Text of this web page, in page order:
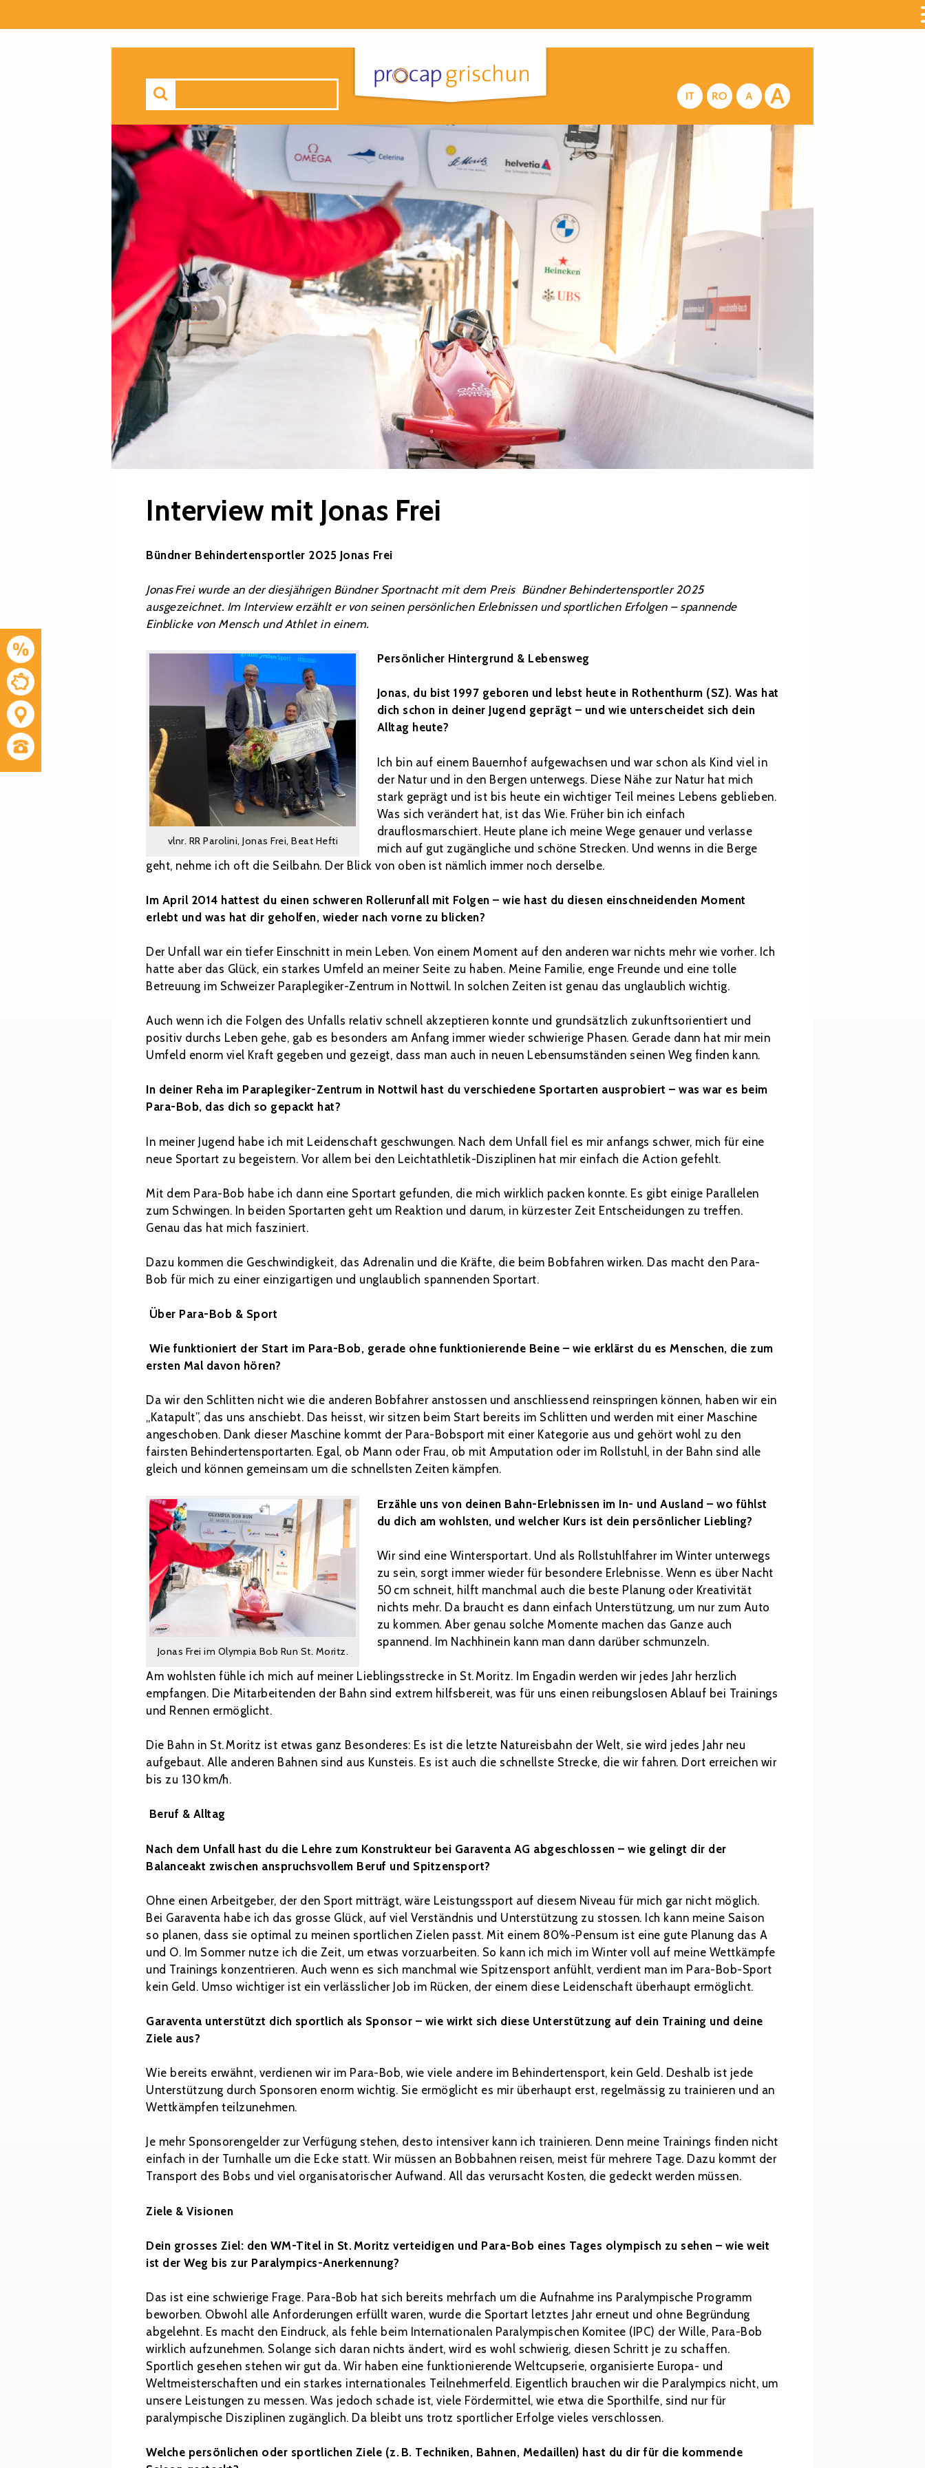
Interview mit Jonas Frei
Bündner Behindertensportler 2025 Jonas Frei
Jonas Frei wurde an der diesjährigen Bündner Sportnacht mit dem Preis Bündner Behindertensportler 2025
ausgezeichnet. Im Interview erzählt er von seinen persönlichen Erlebnissen und sportlichen Erfolgen – spannende
Einblicke von Mensch und Athlet in einem.
vlnr. RR Parolini, Jonas Frei, Beat Hefti
Persönlicher Hintergrund & Lebensweg
Jonas, du bist 1997 geboren und lebst heute in Rothenthurm (SZ). Was hat
dich schon in deiner Jugend geprägt – und wie unterscheidet sich dein
Alltag heute?
Ich bin auf einem Bauernhof aufgewachsen und war schon als Kind viel in
der Natur und in den Bergen unterwegs. Diese Nähe zur Natur hat mich
stark geprägt und ist bis heute ein wichtiger Teil meines Lebens geblieben.
Was sich verändert hat, ist das Wie. Früher bin ich einfach
drauflosmarschiert. Heute plane ich meine Wege genauer und verlasse
mich auf gut zugängliche und schöne Strecken. Und wenns in die Berge
geht, nehme ich oft die Seilbahn. Der Blick von oben ist nämlich immer noch derselbe.
Im April 2014 hattest du einen schweren Rollerunfall mit Folgen – wie hast du diesen einschneidenden Moment
erlebt und was hat dir geholfen, wieder nach vorne zu blicken?
Der Unfall war ein tiefer Einschnitt in mein Leben. Von einem Moment auf den anderen war nichts mehr wie vorher. Ich
hatte aber das Glück, ein starkes Umfeld an meiner Seite zu haben. Meine Familie, enge Freunde und eine tolle
Betreuung im Schweizer Paraplegiker-Zentrum in Nottwil. In solchen Zeiten ist genau das unglaublich wichtig.
Auch wenn ich die Folgen des Unfalls relativ schnell akzeptieren konnte und grundsätzlich zukunftsorientiert und
positiv durchs Leben gehe, gab es besonders am Anfang immer wieder schwierige Phasen. Gerade dann hat mir mein
Umfeld enorm viel Kraft gegeben und gezeigt, dass man auch in neuen Lebensumständen seinen Weg finden kann.
In deiner Reha im Paraplegiker-Zentrum in Nottwil hast du verschiedene Sportarten ausprobiert – was war es beim
Para-Bob, das dich so gepackt hat?
In meiner Jugend habe ich mit Leidenschaft geschwungen. Nach dem Unfall fiel es mir anfangs schwer, mich für eine
neue Sportart zu begeistern. Vor allem bei den Leichtathletik-Disziplinen hat mir einfach die Action gefehlt.
Mit dem Para-Bob habe ich dann eine Sportart gefunden, die mich wirklich packen konnte. Es gibt einige Parallelen
zum Schwingen. In beiden Sportarten geht um Reaktion und darum, in kürzester Zeit Entscheidungen zu treffen.
Genau das hat mich fasziniert.
Dazu kommen die Geschwindigkeit, das Adrenalin und die Kräfte, die beim Bobfahren wirken. Das macht den Para-
Bob für mich zu einer einzigartigen und unglaublich spannenden Sportart.
Über Para-Bob & Sport
Wie funktioniert der Start im Para-Bob, gerade ohne funktionierende Beine – wie erklärst du es Menschen, die zum
ersten Mal davon hören?
Da wir den Schlitten nicht wie die anderen Bobfahrer anstossen und anschliessend reinspringen können, haben wir ein
„Katapult”, das uns anschiebt. Das heisst, wir sitzen beim Start bereits im Schlitten und werden mit einer Maschine
angeschoben. Dank dieser Maschine kommt der Para-Bobsport mit einer Kategorie aus und gehört wohl zu den
fairsten Behindertensportarten. Egal, ob Mann oder Frau, ob mit Amputation oder im Rollstuhl, in der Bahn sind alle
gleich und können gemeinsam um die schnellsten Zeiten kämpfen.
Jonas Frei im Olympia Bob Run St. Moritz.
Erzähle uns von deinen Bahn-Erlebnissen im In- und Ausland – wo fühlst
du dich am wohlsten, und welcher Kurs ist dein persönlicher Liebling?
Wir sind eine Wintersportart. Und als Rollstuhlfahrer im Winter unterwegs
zu sein, sorgt immer wieder für besondere Erlebnisse. Wenn es über Nacht
50 cm schneit, hilft manchmal auch die beste Planung oder Kreativität
nichts mehr. Da braucht es dann einfach Unterstützung, um nur zum Auto
zu kommen. Aber genau solche Momente machen das Ganze auch
spannend. Im Nachhinein kann man dann darüber schmunzeln.
Am wohlsten fühle ich mich auf meiner Lieblingsstrecke in St. Moritz. Im Engadin werden wir jedes Jahr herzlich
empfangen. Die Mitarbeitenden der Bahn sind extrem hilfsbereit, was für uns einen reibungslosen Ablauf bei Trainings
und Rennen ermöglicht.
Die Bahn in St. Moritz ist etwas ganz Besonderes: Es ist die letzte Natureisbahn der Welt, sie wird jedes Jahr neu
aufgebaut. Alle anderen Bahnen sind aus Kunsteis. Es ist auch die schnellste Strecke, die wir fahren. Dort erreichen wir
bis zu 130 km/h.
Beruf & Alltag
Nach dem Unfall hast du die Lehre zum Konstrukteur bei Garaventa AG abgeschlossen – wie gelingt dir der
Balanceakt zwischen anspruchsvollem Beruf und Spitzensport?
Ohne einen Arbeitgeber, der den Sport mitträgt, wäre Leistungssport auf diesem Niveau für mich gar nicht möglich.
Bei Garaventa habe ich das grosse Glück, auf viel Verständnis und Unterstützung zu stossen. Ich kann meine Saison
so planen, dass sie optimal zu meinen sportlichen Zielen passt. Mit einem 80%-Pensum ist eine gute Planung das A
und O. Im Sommer nutze ich die Zeit, um etwas vorzuarbeiten. So kann ich mich im Winter voll auf meine Wettkämpfe
und Trainings konzentrieren. Auch wenn es sich manchmal wie Spitzensport anfühlt, verdient man im Para-Bob-Sport
kein Geld. Umso wichtiger ist ein verlässlicher Job im Rücken, der einem diese Leidenschaft überhaupt ermöglicht.
Garaventa unterstützt dich sportlich als Sponsor – wie wirkt sich diese Unterstützung auf dein Training und deine
Ziele aus?
Wie bereits erwähnt, verdienen wir im Para-Bob, wie viele andere im Behindertensport, kein Geld. Deshalb ist jede
Unterstützung durch Sponsoren enorm wichtig. Sie ermöglicht es mir überhaupt erst, regelmässig zu trainieren und an
Wettkämpfen teilzunehmen.
Je mehr Sponsorengelder zur Verfügung stehen, desto intensiver kann ich trainieren. Denn meine Trainings finden nicht
einfach in der Turnhalle um die Ecke statt. Wir müssen an Bobbahnen reisen, meist für mehrere Tage. Dazu kommt der
Transport des Bobs und viel organisatorischer Aufwand. All das verursacht Kosten, die gedeckt werden müssen.
Ziele & Visionen
Dein grosses Ziel: den WM-Titel in St. Moritz verteidigen und Para-Bob eines Tages olympisch zu sehen – wie weit
ist der Weg bis zur Paralympics-Anerkennung?
Das ist eine schwierige Frage. Para-Bob hat sich bereits mehrfach um die Aufnahme ins Paralympische Programm
beworben. Obwohl alle Anforderungen erfüllt waren, wurde die Sportart letztes Jahr erneut und ohne Begründung
abgelehnt. Es macht den Eindruck, als fehle beim Internationalen Paralympischen Komitee (IPC) der Wille, Para-Bob
wirklich aufzunehmen. Solange sich daran nichts ändert, wird es wohl schwierig, diesen Schritt je zu schaffen.
Sportlich gesehen stehen wir gut da. Wir haben eine funktionierende Weltcupserie, organisierte Europa- und
Weltmeisterschaften und ein starkes internationales Teilnehmerfeld. Eigentlich brauchen wir die Paralympics nicht, um
unsere Leistungen zu messen. Was jedoch schade ist, viele Fördermittel, wie etwa die Sporthilfe, sind nur für
paralympische Disziplinen zugänglich. Da bleibt uns trotz sportlicher Erfolge vieles verschlossen.
Welche persönlichen oder sportlichen Ziele (z. B. Techniken, Bahnen, Medaillen) hast du dir für die kommende